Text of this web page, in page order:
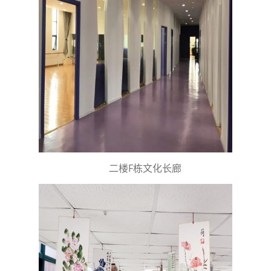
二楼F栋文化长廊